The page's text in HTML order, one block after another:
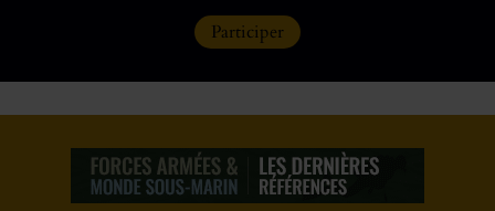
Participer